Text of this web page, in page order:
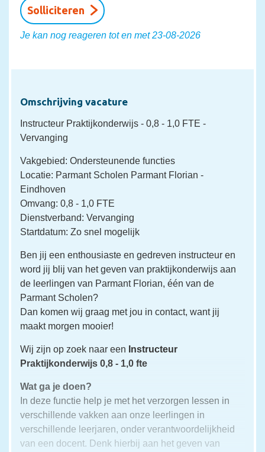
Solliciteren
Je kan nog reageren tot en met 23-08-2026
Omschrijving vacature
Instructeur Praktijkonderwijs - 0,8 - 1,0 FTE -
Vervanging
Vakgebied: Ondersteunende functies
Locatie: Parmant Scholen Parmant Florian -
Eindhoven
Omvang: 0,8 - 1,0 FTE
Dienstverband: Vervanging
Startdatum: Zo snel mogelijk
Ben jij een enthousiaste en gedreven instructeur en
word jij blij van het geven van praktijkonderwijs aan
de leerlingen van Parmant Florian, één van de
Parmant Scholen?
Dan komen wij graag met jou in contact, want jij
maakt morgen mooier!
Wij zijn op zoek naar een Instructeur
Praktijkonderwijs 0,8 - 1,0 fte
Wat ga je doen?
In deze functie help je met het verzorgen lessen in
verschillende vakken aan onze leerlingen in
verschillende leerjaren, onder verantwoordelijkheid
van een docent. Denk hierbij aan het geven van